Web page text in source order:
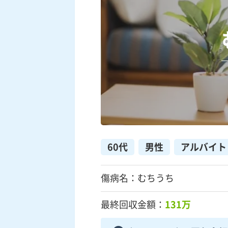
60代 男性 アルバイト
傷病名：むちうち
最終回収金額： 131万